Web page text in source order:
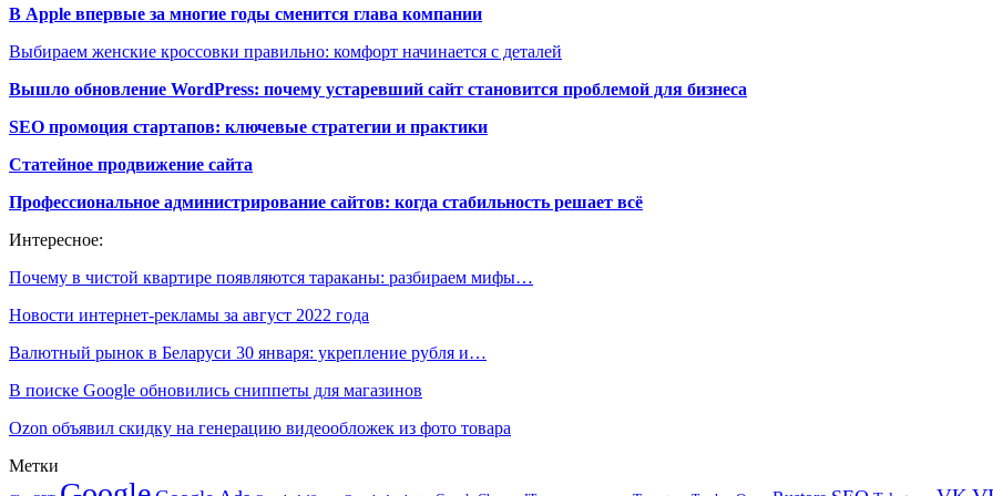
В Apple впервые за многие годы сменится глава компании
Выбираем женские кроссовки правильно: комфорт начинается с деталей
Вышло обновление WordPress: почему устаревший сайт становится проблемой для бизнеса
SEO промоция стартапов: ключевые стратегии и практики
Статейное продвижение сайта
Профессиональное администрирование сайтов: когда стабильность решает всё
Интересное:
Почему в чистой квартире появляются тараканы: разбираем мифы…
Новости интернет-рекламы за август 2022 года
Валютный рынок в Беларуси 30 января: укрепление рубля и…
В поиске Google обновились сниппеты для магазинов
Ozon объявил скидку на генерацию видеообложек из фото товара
Метки